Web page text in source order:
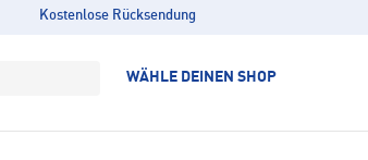
Kostenlose Rücksendung
WÄHLE DEINEN SHOP